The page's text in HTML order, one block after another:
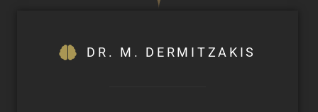
DR. M. DERMITZAKIS